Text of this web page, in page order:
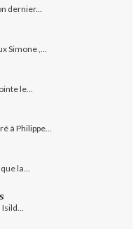
dernier...
Simone ,...
le...
à Philippe...
la...
Isild...